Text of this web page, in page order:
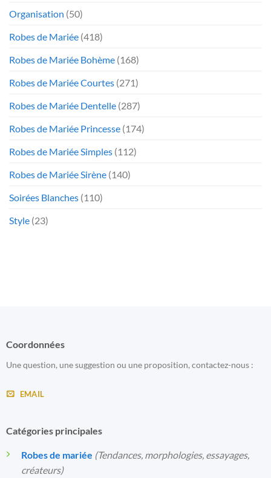
Organisation (50)
Robes de Mariée (418)
Robes de Mariée Bohème (168)
Robes de Mariée Courtes (271)
Robes de Mariée Dentelle (287)
Robes de Mariée Princesse (174)
Robes de Mariée Simples (112)
Robes de Mariée Sirène (140)
Soirées Blanches (110)
Style (23)
Coordonnées
Une question, une suggestion ou une proposition, contactez-nous :
EMAIL
Catégories principales
Robes de mariée (Tendances, morphologies, essayages,
créateurs)